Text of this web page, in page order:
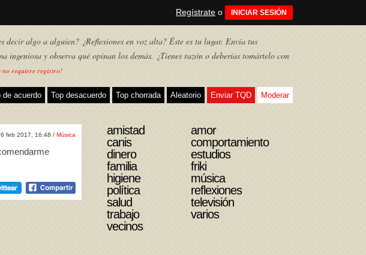
Regístrate o INICIAR SESIÓN
decir algo a alguien? ¿Reflexiones en voz alta? Éste es tu lugar. Envía tus
ingeniosa y observa qué opinan los demás. ¿Tienes razón o deberías tomártelo con
no requiere registro!
de acuerdo Top desacuerdo Top chorrada Aleatorio Enviar TQD Moderar
feb 2017, 16:48 / Música amistad
amor
canis
comportamiento
dinero
estudios
familia
friki
higiene
música
política
reflexiones
salud
televisión
trabajo
varios
vecinos